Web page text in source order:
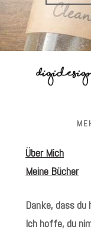
Über Mich
Meine Bücher
Danke, dass du
Ich hoffe, du